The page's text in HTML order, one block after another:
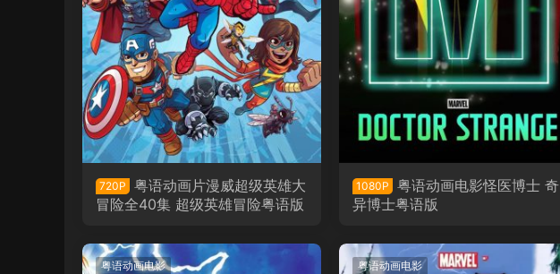
720P
粤语动画片漫威超级英雄大
冒险全40集 超级英雄冒险粤语版
1080P
粤语动画电影怪医博士 奇
异博士粤语版
粤语动画电影 粤语动画电影